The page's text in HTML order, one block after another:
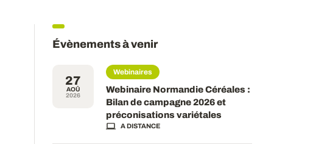
Évènements à venir
27
AOÛ
2026
Webinaires
Webinaire Normandie Céréales :
Bilan de campagne 2026 et
préconisations variétales
A DISTANCE